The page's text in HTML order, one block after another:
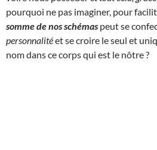
pourquoi ne pas imaginer, pour
somme de nos schémas peut se
personnalitéet se croire le seul et
nom dans ce corps qui est le nôtre ?